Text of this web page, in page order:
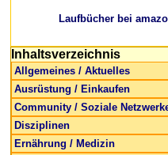
Laufbücher bei
Inhaltsverzeichnis
Allgemeines / Aktuelles
Ausrüstung / Einkaufen
Community / Soziale
Disziplinen
Ernährung / Medizin